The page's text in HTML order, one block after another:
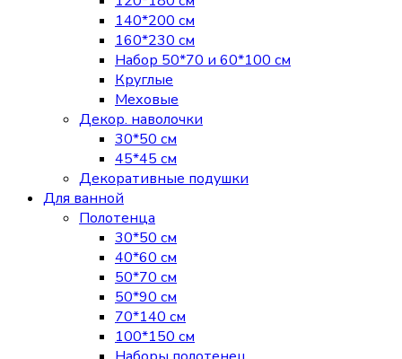
140*200 см
160*230 см
Набор 50*70 и 60*100 см
Круглые
Меховые
Декор. наволочки
30*50 см
45*45 см
Декоративные подушки
Для ванной
Полотенца
30*50 см
40*60 см
50*70 см
50*90 см
70*140 см
100*150 см